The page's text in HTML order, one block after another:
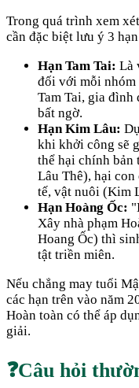
Trong quá trình xem
cần đặc biệt lưu ý 3
Hạn Tam Tai: Là
đối với mỗi nhóm
Tam Tai, gia đình
bất ngờ.
Hạn Kim Lâu:
khi khởi công sẽ
thể hại chính
Lâu Thê), hại
tế, vật nuôi (Kim
Hạn Hoàng Ốc:
Xây nhà phạm
Hoang Ốc) thì
tật triền miên.
Nếu chẳng may tuổi
các hạn trên vào năm
Hoàn toàn có thể áp
giải.
❓Câu hỏi